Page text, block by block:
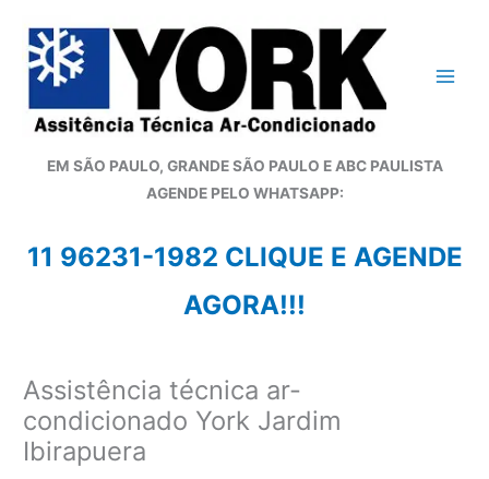
para
conteúdo
EM SÃO PAULO, GRANDE SÃO PAULO E ABC PAULISTA
AGENDE PELO WHATSAPP:
11 96231-1982 CLIQUE E AGENDE
AGORA!!!
Assistência técnica ar-
condicionado York Jardim
Ibirapuera